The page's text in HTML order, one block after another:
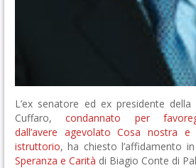
L’ex senatore ed ex presidente della
Cuffaro,condannato per
dall’avere agevolato Cosa nostra
istruttorio, ha chiesto l’affidamento
Speranza e Carità di Biagio Conte di